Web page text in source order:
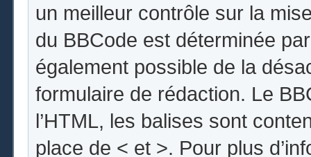
un meilleur contrôle sur la
du BBCode est déterminée
également possible de la
formulaire de rédaction. Le
l’HTML, les balises sont
place de < et >. Pour plus